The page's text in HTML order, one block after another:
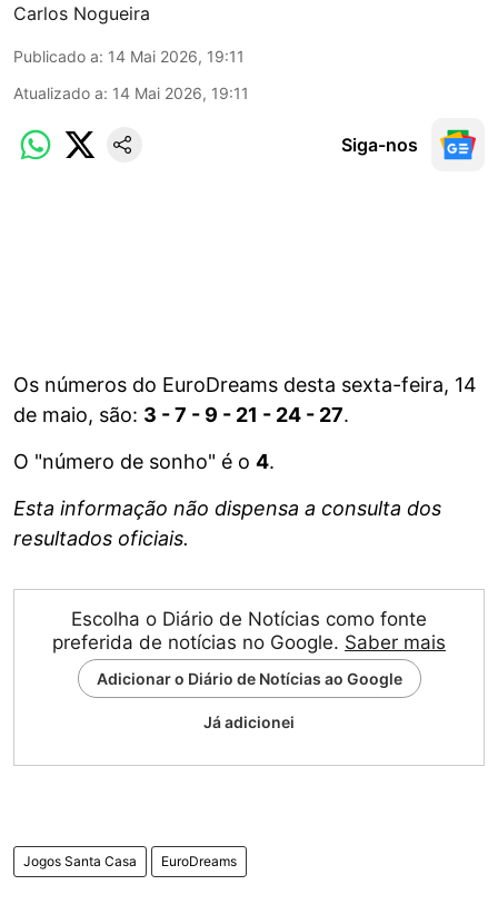
Carlos Nogueira
Publicado a: 14 Mai 2026, 19:11
Atualizado a: 14 Mai 2026, 19:11
Siga-nos
Os números do EuroDreams desta sexta-feira, 14
de maio, são: 3 - 7 - 9 - 21 - 24 - 27.
O "número de sonho" é o 4.
Esta informação não dispensa a consulta dos
resultados oficiais.
Escolha o Diário de Notícias como fonte
preferida de notícias no Google. Saber mais
Adicionar o Diário de Notícias ao Google
Já adicionei
Jogos Santa Casa EuroDreams